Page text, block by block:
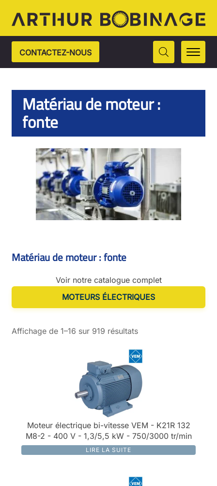
CONTACTEZ-NOUS
Matériau de moteur :
fonte
Matériau de moteur : fonte
Voir notre catalogue complet
MOTEURS ÉLECTRIQUES
Affichage de 1–16 sur 919 résultats
Moteur électrique bi-vitesse VEM - K21R 132
M8-2 - 400 V - 1,3/5,5 kW - 750/3000 tr/min
LIRE LA SUITE